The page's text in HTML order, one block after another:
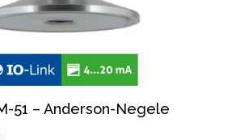
51 – Anderson-Negele